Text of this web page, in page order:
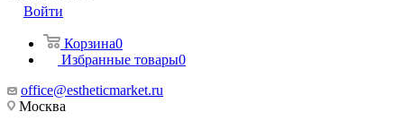
Войти
Корзина0
Избранные товары0
office@estheticmarket.ru
Москва